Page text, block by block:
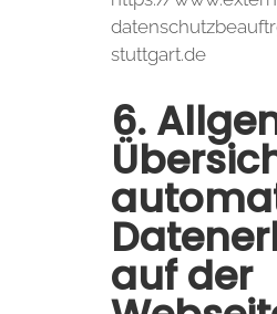
stuttgart.de
6.
auf der